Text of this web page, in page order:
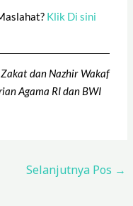
Klik Di sini
dan Nazhir Wakaf
Agama RI dan BWI
Selanjutnya Pos →